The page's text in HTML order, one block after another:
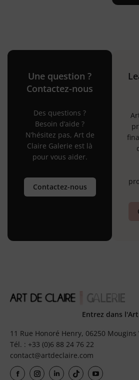
Une question ?
Contactez-nous
Des questions ?
Besoin d’aide ?
N’hésitez pas, Art de
Claire Galerie est là
pour vous aider.
Contactez-nous
Entrez dans
11 Rue Honoré Henry, 06250 Mougins
Tél. : +33 (0)6 88 24 76 22
contact@artdeclaire.com